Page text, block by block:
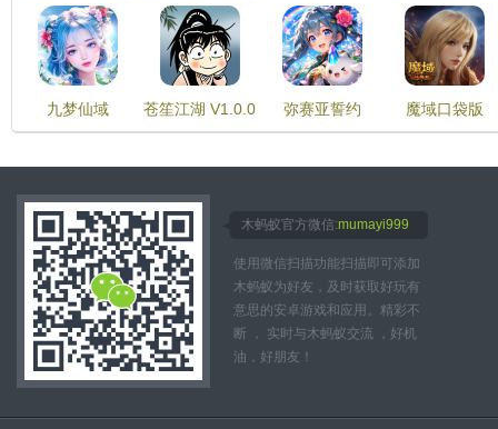
V3.0.0
V3.6
V1.3
九梦仙域
V10.0.1
苍笙江湖 V1.0.0
弥赛亚誓约
V1.0.2
魔域口袋版
V19.0.0
木蚂蚁官方微信:mumayi999
使用微信扫描功能扫描即可添加
木蚂蚁为好友，及时获取好玩有
意思的安卓游戏和应用。精彩不
断 ， 实时与木蚂蚁交流 ，好机
油，好朋友！